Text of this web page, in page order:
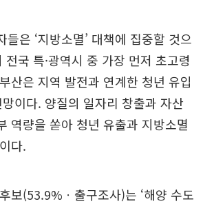
들은 ‘지방소멸’ 대책에 집중할 것으
전국 특·광역시 중 가장 먼저 초고령
산은 지역 발전과 연계한 청년 유입
이다. 양질의 일자리 창출과 자산
역량을 쏟아 청년 유출과 지방소멸
다.
보(53.9%ㆍ출구조사)는 ‘해양 수도